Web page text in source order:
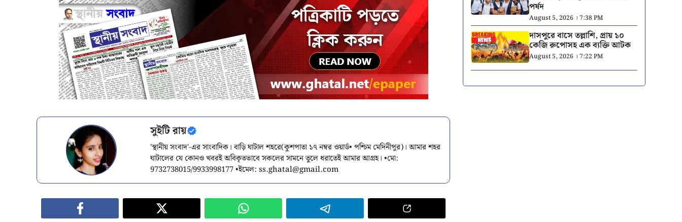
সুইটি রায়
'স্থানীয় সংবাদ'-এর সাংবাদিক। বাড়ি ঘাটাল শহরে(কুশপাতা ১৭ নম্বর ওয়ার্ড• পশ্চিম মেদিনীপুর)। আমার শহর
ঘাটালের যে কোনও খবরই অবিকৃতভাবে সকলের সামনে তুলে ধরাতেই আমার আগ্রহ। •মো:
9732738015/9933998177 •ইমেল:ss.ghatal@gmail.com
পর্ষদ
August 5, 2026 । 7:38 PM
দাসপুরে বাসে তল্লাশি, প্রায় ১০
কেজি রুপোসহ এক ব্যক্তি আটক
August 5, 2026 । 7:22 PM